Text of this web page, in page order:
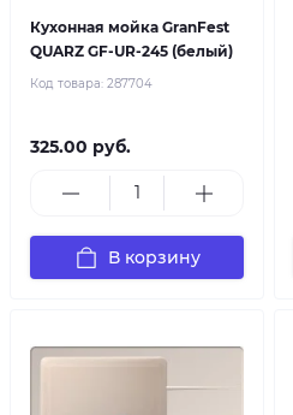
Кухонная мойка GranFest
QUARZ GF-UR-245 (белый)
Код товара: 287704
325.00 руб.
В корзину